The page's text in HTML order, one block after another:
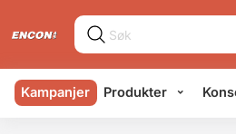
Kampanjer Produkter